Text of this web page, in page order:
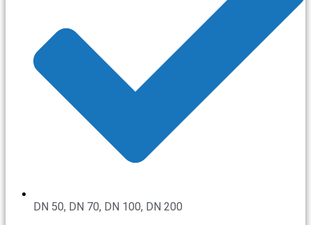
DN 50, DN 70, DN 100, DN 200